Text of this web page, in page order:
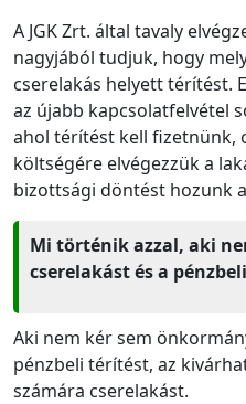
A JGK Zrt. által tavaly
nagyjából tudjuk, hogy
cserelakás helyett térítést.
az újabb kapcsolatfelvétel
ahol térítést kell fizetnünk,
költségére elvégezzük a
bizottsági döntést hozunk
Mi történik azzal, aki
cserelakást és a
Aki nem kér sem
pénzbeli térítést, az
számára cserelakást.